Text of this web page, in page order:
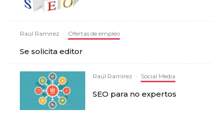
Raúl Ramírez · Ofertas de empleo
Se solicita editor
Raúl Ramírez · Social Media
SEO para no expertos